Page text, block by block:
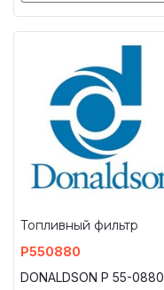
Топливный фильтр
P550880
DONALDSON P 55-0880